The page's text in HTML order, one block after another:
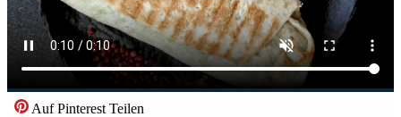
Auf Pinterest Teilen